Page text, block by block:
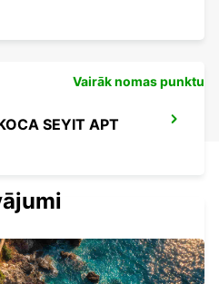
SEYIT APT
Vairāk nomas punktu